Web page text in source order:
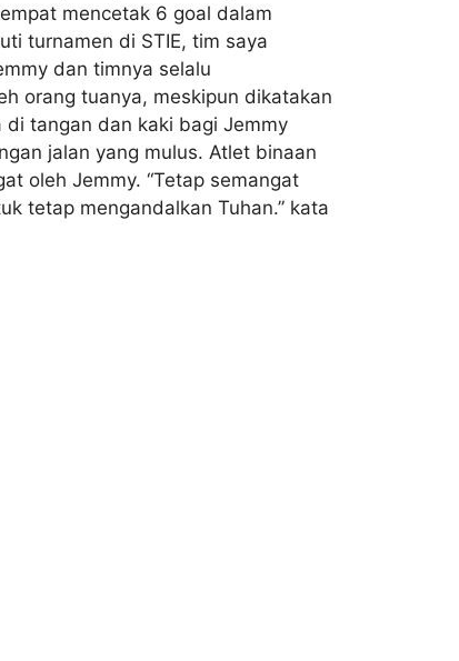
mencetak 6 goal dalam
turnamen di STIE, tim saya
dan timnya selalu
orang tuanya, meskipun dikatakan
tangan dan kaki bagi Jemmy
jalan yang mulus. Atlet binaan
oleh Jemmy. “Tetap semangat
tetap mengandalkan Tuhan.” kata